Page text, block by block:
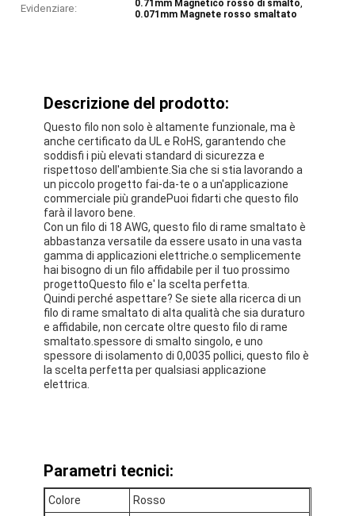
Evidenziare:
0.71mm Magnetico rosso di smalto,
0.071mm Magnete rosso smaltato
Descrizione del prodotto:
Questo filo non solo è altamente funzionale, ma è
anche certificato da UL e RoHS, garantendo che
soddisfi i più elevati standard di sicurezza e
rispettoso dell'ambiente.Sia che si stia lavorando a
un piccolo progetto fai-da-te o a un'applicazione
commerciale più grandePuoi fidarti che questo filo
farà il lavoro bene.
Con un filo di 18 AWG, questo filo di rame smaltato è
abbastanza versatile da essere usato in una vasta
gamma di applicazioni elettriche.o semplicemente
hai bisogno di un filo affidabile per il tuo prossimo
progettoQuesto filo e' la scelta perfetta.
Quindi perché aspettare? Se siete alla ricerca di un
filo di rame smaltato di alta qualità che sia duraturo
e affidabile, non cercate oltre questo filo di rame
smaltato.spessore di smalto singolo, e uno
spessore di isolamento di 0,0035 pollici, questo filo è
la scelta perfetta per qualsiasi applicazione
elettrica.
Parametri tecnici:
Colore Rosso